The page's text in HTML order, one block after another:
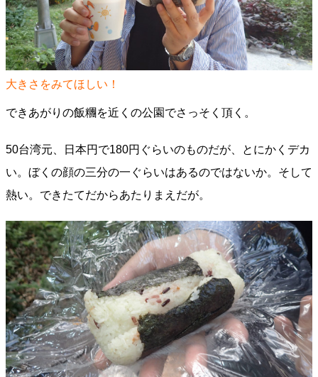
大きさをみてほしい！
できあがりの飯糰を近くの公園でさっそく頂く。
50台湾元、日本円で180円ぐらいのものだが、とにかくデカ
い。ぼくの顔の三分の一ぐらいはあるのではないか。そして
熱い。できたてだからあたりまえだが。